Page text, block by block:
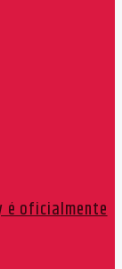
é oficialmente